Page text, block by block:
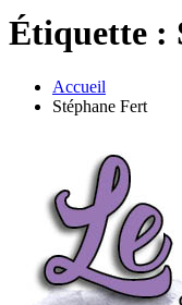
Étiquette :
Accueil
Stéphane Fert